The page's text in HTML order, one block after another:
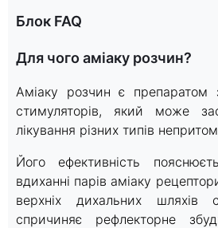
Блок FAQ
Для чого аміаку розчин?
Аміаку розчин є препаратом
стимуляторів, який може
лікування різних типів
Його ефективність
вдиханні парів аміаку
верхніх дихальних шляхів
спричиняє рефлекторне